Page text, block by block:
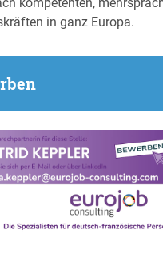
in ganz Europa.